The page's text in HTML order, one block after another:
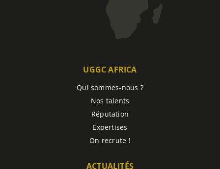
UGGC AFRICA
Qui sommes-nous ?
Nos talents
Réputation
Expertises
On recrute !
ACTUALITÉS